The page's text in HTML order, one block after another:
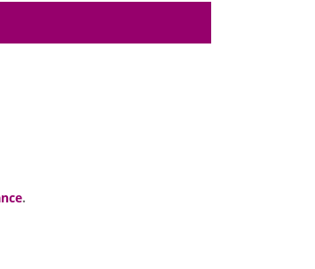
.